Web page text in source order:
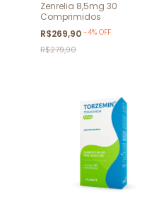
Zenrelia 8,5mg 30
Comprimidos
R$269,90 -4% OFF
R$279,90